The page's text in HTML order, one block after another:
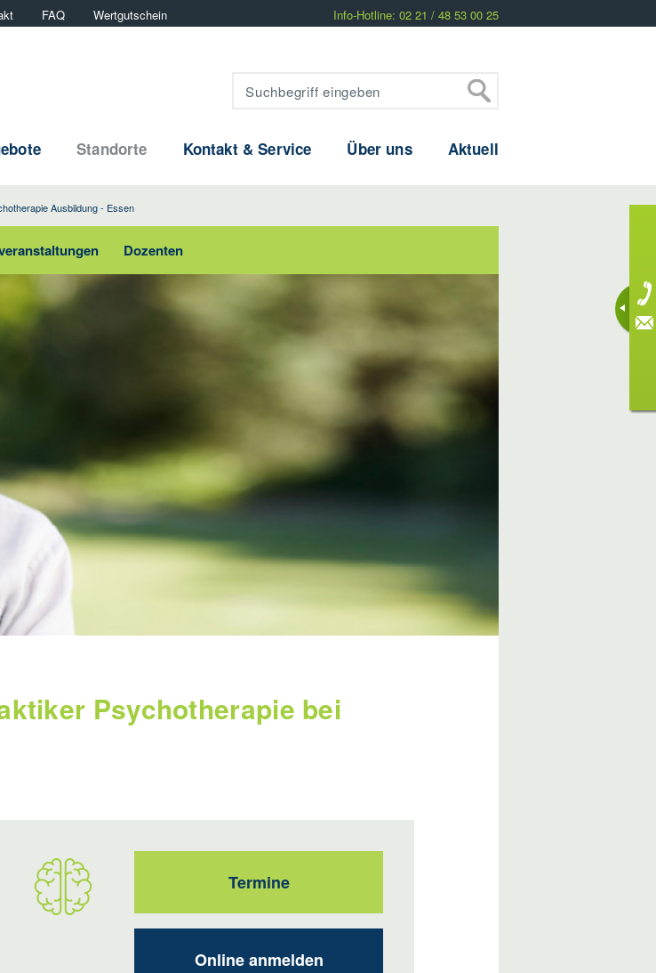
FAQ Wertgutschein Info-Hotline: 02 21 / 48 53 00 25
Standorte Kontakt & Service Über uns Aktuell
Ausbildung - Essen
Dozenten
Psychotherapie bei
Termine
Online anmelden